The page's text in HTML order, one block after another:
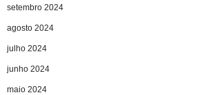
setembro 2024
agosto 2024
julho 2024
junho 2024
maio 2024